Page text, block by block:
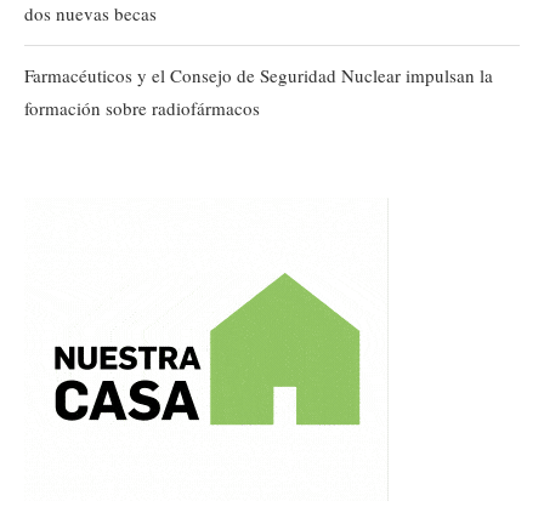
dos nuevas becas
Farmacéuticos y el Consejo de Seguridad Nuclear impulsan la
formación sobre radiofármacos